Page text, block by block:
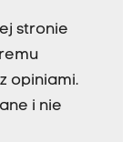
stronie
opiniami.
i nie